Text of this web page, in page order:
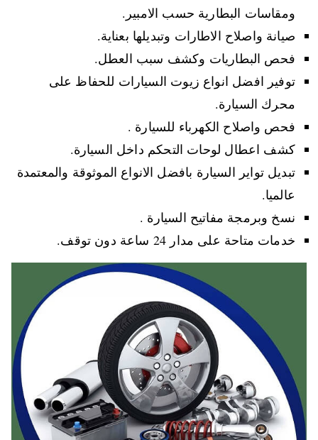
ومقاسات البطارية حسب الامبير.
صيانة واصلاح الاطارات وتبديلها بعناية.
فحص البطاريات وكشف سبب العطل.
توفير افضل انواع زيوت السيارات للحفاظ على
محرك السيارة.
فحص واصلاح الكهرباء للسيارة .
كشف اعطال لوحات التحكم داخل السيارة.
تبديل تواير السيارة بافضل الانواع الموثوقة والمعتمدة
عالميا.
نسخ وبرمجة مفاتيح السيارة .
خدمات متاحة على مدار 24 ساعة دون توقف.